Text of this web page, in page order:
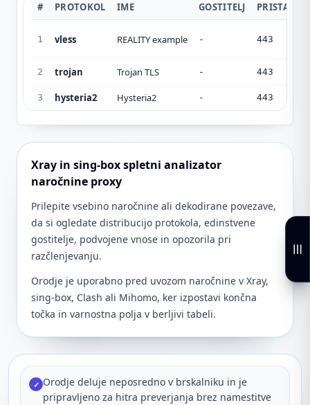
# PROTOKOL IME GOSTITELJ
1 vless REALITY example - 443
2 trojan Trojan TLS - 443
3 hysteria2 Hysteria2 - 443
Xray in sing-box spletni analizator
naročnine proxy
Prilepite vsebino naročnine ali dekodirane povezave,
da si ogledate distribucijo protokola, edinstvene
gostitelje, podvojene vnose in opozorila pri
razčlenjevanju.
Orodje je uporabno pred uvozom naročnine v Xray,
sing-box, Clash ali Mihomo, ker izpostavi končna
točka in varnostna polja v berljivi tabeli.
✓ Orodje deluje neposredno v brskalniku in je
pripravljeno za hitra preverjanja brez namestitve